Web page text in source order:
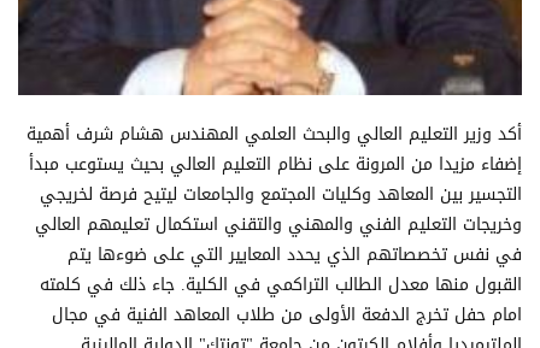
أكد وزير التعليم العالي والبحث العلمي المهندس هشام شرف أهمية
إضفاء مزيدا من المرونة على نظام التعليم العالي بحيث يستوعب مبدأ
التجسير بين المعاهد وكليات المجتمع والجامعات ليتيح فرصة لخريجي
وخريجات التعليم الفني والمهني والتقني استكمال تعليمهم العالي
في نفس تخصصاتهم الذي يحدد المعايير التي على ضوءها يتم
القبول منها معدل الطالب التراكمي في الكلية. جاء ذلك في كلمته
امام حفل تخرج الدفعة الأولى من طلاب المعاهد الفنية في مجال